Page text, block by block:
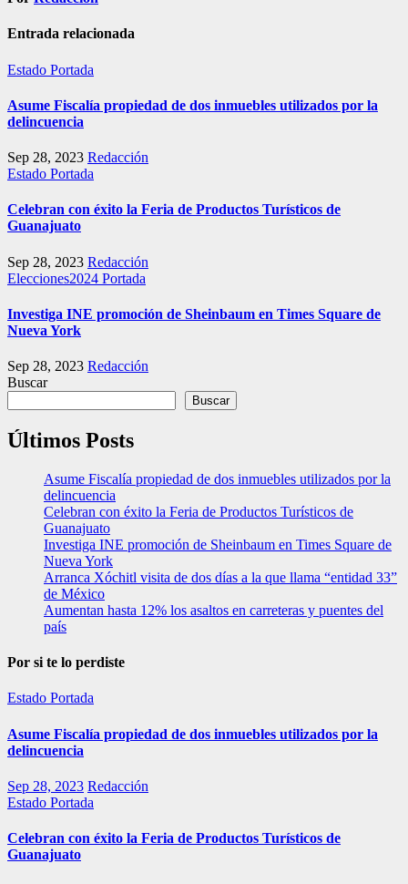
Entrada relacionada
Estado Portada
Asume Fiscalía propiedad de dos inmuebles utilizados por la
delincuencia
Sep 28, 2023 Redacción
Estado Portada
Celebran con éxito la Feria de Productos Turísticos de
Guanajuato
Sep 28, 2023 Redacción
Elecciones2024 Portada
Investiga INE promoción de Sheinbaum en Times Square de
Nueva York
Sep 28, 2023 Redacción
Buscar
Buscar
Últimos Posts
Asume Fiscalía propiedad de dos inmuebles utilizados por la
delincuencia
Celebran con éxito la Feria de Productos Turísticos de
Guanajuato
Investiga INE promoción de Sheinbaum en Times Square de
Nueva York
Arranca Xóchitl visita de dos días a la que llama “entidad 33”
de México
Aumentan hasta 12% los asaltos en carreteras y puentes del
país
Por si te lo perdiste
Estado Portada
Asume Fiscalía propiedad de dos inmuebles utilizados por la
delincuencia
Sep 28, 2023 Redacción
Estado Portada
Celebran con éxito la Feria de Productos Turísticos de
Guanajuato